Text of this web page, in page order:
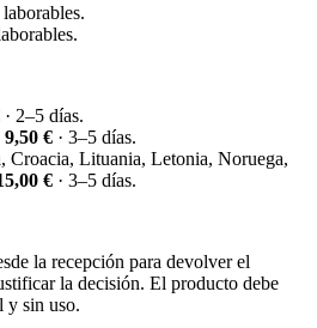
· 2–5 días.
9,50 € · 3–5 días.
Croacia, Lituania, Letonia, Noruega,
€ · 3–5 días.
la recepción para devolver el
la decisión. El producto debe
y sin uso.